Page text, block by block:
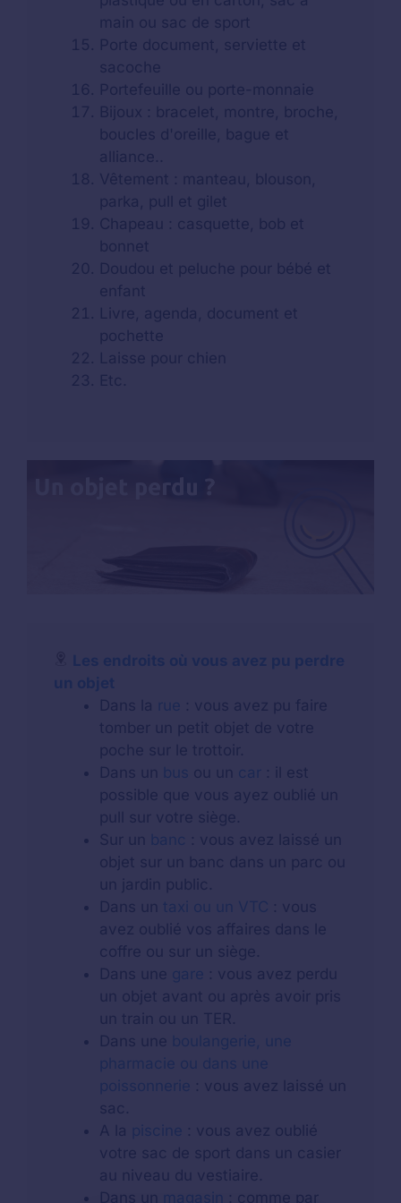
main ou sac de sport
Porte document, serviette et
sacoche
Portefeuille ou porte-monnaie
Bijoux : bracelet, montre, broche,
boucles d'oreille, bague et
alliance..
Vêtement : manteau, blouson,
parka, pull et gilet
Chapeau : casquette, bob et
bonnet
Doudou et peluche pour bébé et
enfant
Livre, agenda, document et
pochette
Laisse pour chien
Etc.
Les endroits où vous avez pu perdre
un objet
Dans la rue : vous avez pu faire
tomber un petit objet de votre
poche sur le trottoir.
Dans un bus ou un car : il est
possible que vous ayez oublié un
pull sur votre siège.
Sur un banc : vous avez laissé un
objet sur un banc dans un parc ou
un jardin public.
Dans un taxi ou un VTC : vous
avez oublié vos affaires dans le
coffre ou sur un siège.
Dans une gare : vous avez perdu
un objet avant ou après avoir pris
un train ou un TER.
Dans une boulangerie, une
pharmacie ou dans une
poissonnerie : vous avez laissé un
sac.
A la piscine : vous avez oublié
votre sac de sport dans un casier
au niveau du vestiaire.
Dans un magasin : comme par